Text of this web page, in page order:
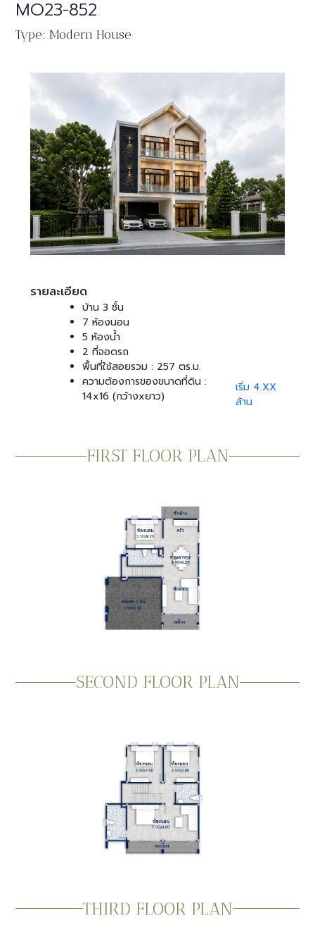
MO23-852
Type: Modern House
รายละเอียด
บ้าน 3 ชั้น
7 ห้องนอน
5 ห้องน้ำ
2 ที่จอดรถ
พื้นที่ใช้สอยรวม : 257 ตร.ม.
ความต้องการของขนาดที่ดิน :
14x16 (กว้างxยาว)
เริ่ม 4.XX
ล้าน
FIRST FLOOR PLAN
SECOND FLOOR PLAN
THIRD FLOOR PLAN